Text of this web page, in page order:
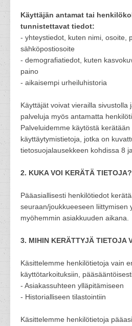
Käyttäjän antamat tai
tunnistettavat tiedot:
- yhteystiedot, kuten nimi, osoite,
sähköpostiosoite
- demografiatiedot, kuten
paino
- aikaisempi urheiluhistoria
Käyttäjät voivat vierailla sivustolla
palveluja myös antamatta
Palveluidemme käytöstä kerätään
käyttäytymistietoja, jotka on
tietosuojalausekkeen kohdissa 8
2. KUKA VOI KERÄTÄ TIETOJA?
Pääasiallisesti henkilötiedot
seuraan/joukkueeseen liittymisen
myöhemmin asiakkuuden aikana.
3. MIHIN KERÄTTYJÄ TIETOJA
Käsittelemme henkilötietoja vain
käyttötarkoituksiin,
- Asiakassuhteen ylläpitämiseen
- Historialliseen tilastointiin
Käsittelemme henkilötietoja